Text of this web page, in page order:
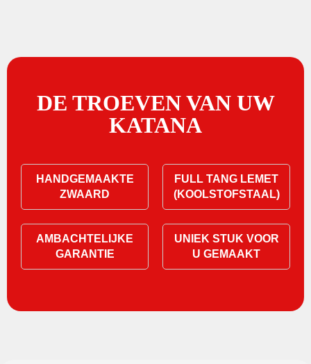
DE TROEVEN VAN UW
KATANA
HANDGEMAAKTE
ZWAARD
FULL TANG LEMET
(KOOLSTOFSTAAL)
AMBACHTELIJKE
GARANTIE
UNIEK STUK VOOR
U GEMAAKT